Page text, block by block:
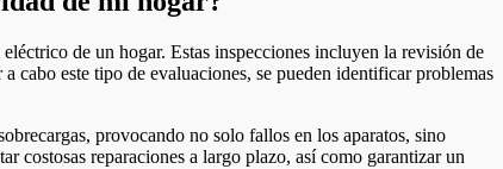
de un hogar. Estas inspecciones incluyen la revisión de
cabo este tipo de evaluaciones, se pueden identificar problemas
provocando no solo fallos en los aparatos, sino
costosas reparaciones a largo plazo, así como garantizar un